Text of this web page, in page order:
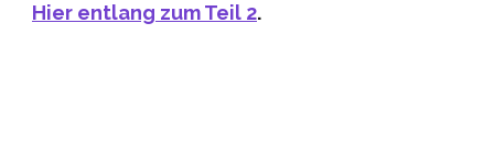
Hier entlang zum Teil 2.